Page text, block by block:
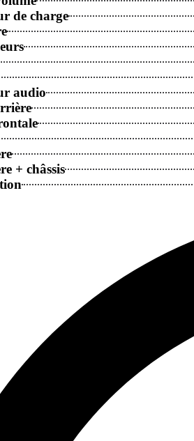
de charge
audio
+ châssis